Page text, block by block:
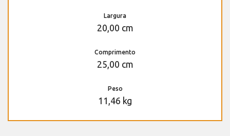
Largura
20,00 cm
Comprimento
25,00 cm
Peso
11,46 kg